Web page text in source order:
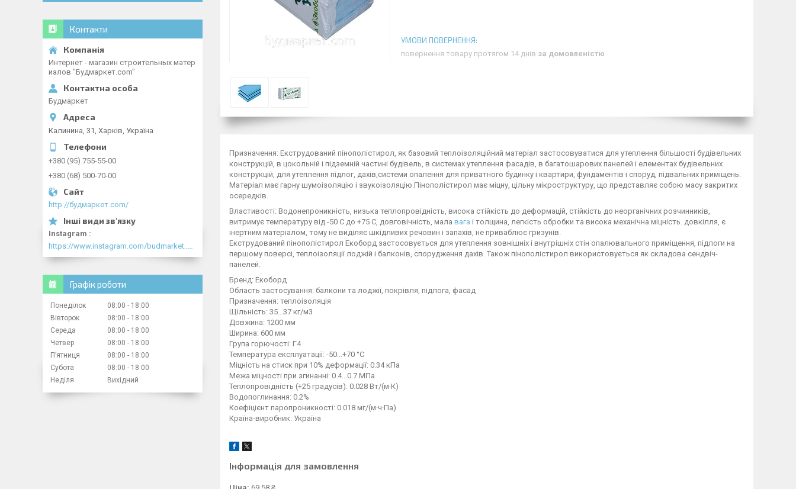
повернення товару протягом 14 днів за домовленістю
Призначення: Екструдований пінополістирол, як базовий теплоізоляційний матеріал застосовуватися для утеплення більшості будівельних
конструкцій, в цокольній і підземній частині будівель, в системах утеплення фасадів, в багатошарових панелей і елементах будівельних
конструкцій, для утеплення підлог, дахів,системи опалення для приватного будинку і квартири, фундаментів і споруд, підвальних приміщень.
Матеріал має гарну шумоізоляцію і звукоізоляцію.Пінополістирол має міцну, цільну мікроструктуру, що представляє собою масу закритих
осередків.
Властивості: Водонепроникність, низька теплопровідність, висока стійкість до деформацій, стійкість до неорганічних розчинників,
витримує температуру від -50 С до +75 С, довговічність, мала вага і толщина, легкість обробки та висока механічна міцність. довкілля, є
інертним матеріалом, тому не виділяє шкідливих речовин і запахів, не приваблює гризунів.
Екструдований пінополістирол Екоборд застосовується для утеплення зовнішніх і внутрішніх стін опалювального приміщення, підлоги на
першому поверсі, теплоізоляції лоджій і балконів, спорудження дахів. Також пінополістирол використовується як складова сендвіч-
панелей.
Бренд: Екоборд
Область застосування: балкони та лоджії, покрівля, підлога, фасад
Призначення: теплоізоляція
Щільність: 35...37 кг/м3
Довжина: 1200 мм
Ширина: 600 мм
Група горючості: Г4
Температура експлуатації: -50...+70 °C
Міцність на стиск при 10% деформації: 0.34 кПа
Межа міцності при згинанні: 0.4...0.7 МПа
Теплопровідність (+25 градусів): 0.028 Вт/(м·К)
Водопоглинання: 0.2%
Коефіцієнт паропроникності: 0.018 мг/(м·ч·Па)
Країна-виробник: Україна
Інформація для замовлення
Контакти
Интернет - магазин строительных матер
иалов "Будмаркет.com"
Будмаркет
Калинина, 31, Харків, Україна
+380 (95) 755-55-00
+380 (68) 500-70-00
http://будмаркет.com/
Instagram
Графік роботи
Понеділок 08:00
18:00
Вівторок
08:00
18:00
Середа
08:00
18:00
Четвер
08:00
18:00
Пʼятниця
08:00
18:00
Субота
08:00
18:00
Неділя
Вихідний